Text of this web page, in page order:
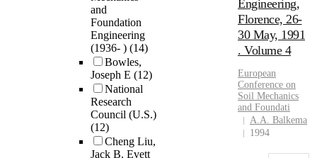
and
Foundation
Engineering
(1936- ) (14)
Bowles,
Joseph E (12)
National
Research
Council (U.S.)
(12)
Cheng Liu,
Jack B. Evett
Engineering,
Florence, 26-
30 May, 1991
. Volume 4
European
Conference on
Soil Mechanics
and Foundati
A.A. Balkema
1994